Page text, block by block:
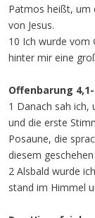
Patmos heißt, um
von Jesus.
10 Ich wurde vom
hinter mir eine
Offenbarung
1 Danach sah ich,
und die erste
Posaune, die
diesem
2 Alsbald wurde
stand im Himmel